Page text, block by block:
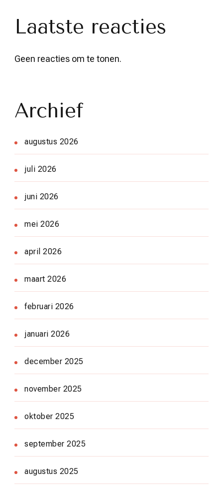
Laatste reacties
Geen reacties om te tonen.
Archief
augustus 2026
juli 2026
juni 2026
mei 2026
april 2026
maart 2026
februari 2026
januari 2026
december 2025
november 2025
oktober 2025
september 2025
augustus 2025